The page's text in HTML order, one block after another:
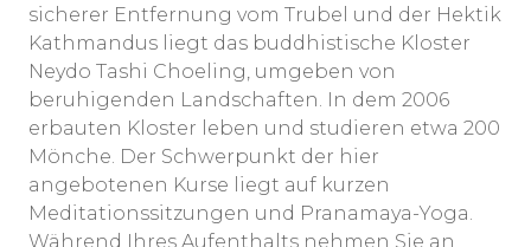
sicherer Entfernung vom Trubel und der Hektik
Kathmandus liegt das buddhistische Kloster
Neydo Tashi Choeling, umgeben von
beruhigenden Landschaften. In dem 2006
erbauten Kloster leben und studieren etwa 200
Mönche. Der Schwerpunkt der hier
angebotenen Kurse liegt auf kurzen
Meditationssitzungen und Pranamaya-Yoga.
Während Ihres Aufenthalts nehmen Sie an